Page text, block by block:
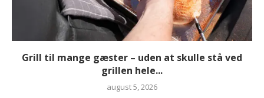
Grill til mange gæster – uden at skulle stå ved
grillen hele...
august 5, 2026